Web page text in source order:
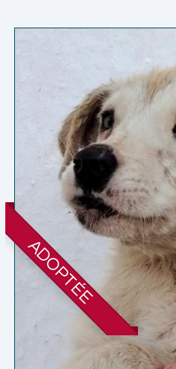
ADOPTÉE